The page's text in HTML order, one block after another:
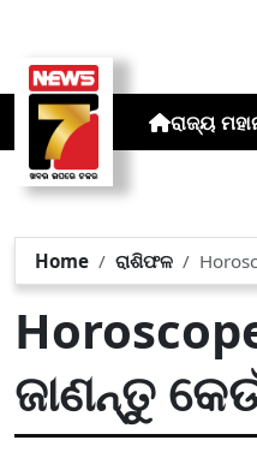
ରାଜ୍ୟ
Home ରାଶିଫଳ
ଜାଣନ୍ତୁ